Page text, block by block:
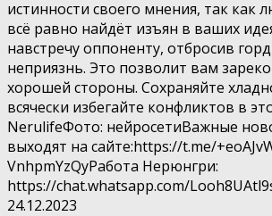
истинности своего мнения, так
всё равно найдёт изъян в ваших
навстречу оппоненту, отбросив
неприязнь. Это позволит вам
хорошей стороны. Сохраняйте
всячески избегайте конфликтов в
NerulifeФото: нейросетиВажные
выходят на сайте:https://t.me/
VnhpmYzQyРабота Нерюнгри:
https://chat.whatsapp.com/
24.12.2023